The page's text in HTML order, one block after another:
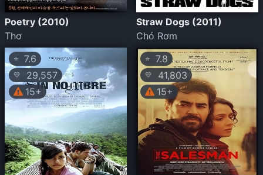
Poetry (2010)
Thơ
Straw Dogs (2011)
Chó Rơm
⭐ 7.6
💛
29,557
15+
⭐ 7.8
💛
41,803
15+